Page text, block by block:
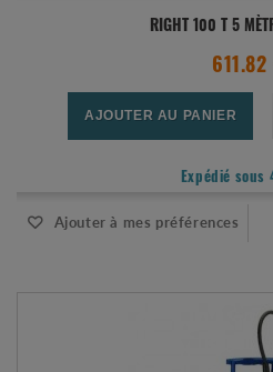
RIGHT 100 T 5
611.82
AJOUTER AU PANIER
Expédié sous
Ajouter à mes préférences